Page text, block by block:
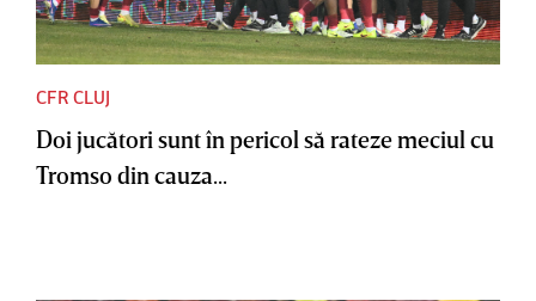
CFR CLUJ
Doi jucători sunt în pericol să rateze meciul cu
Tromso din cauza...